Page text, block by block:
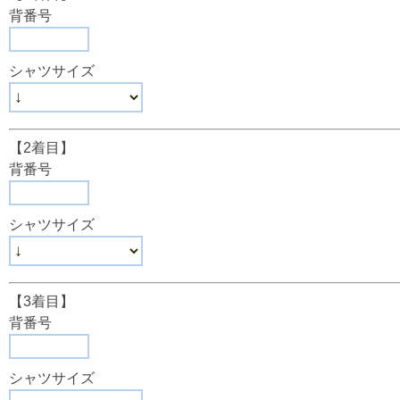
背番号
シャツサイズ
【2着目】
背番号
シャツサイズ
【3着目】
背番号
シャツサイズ